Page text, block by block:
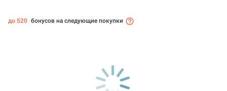
до 520 бонусов на следующие покупки